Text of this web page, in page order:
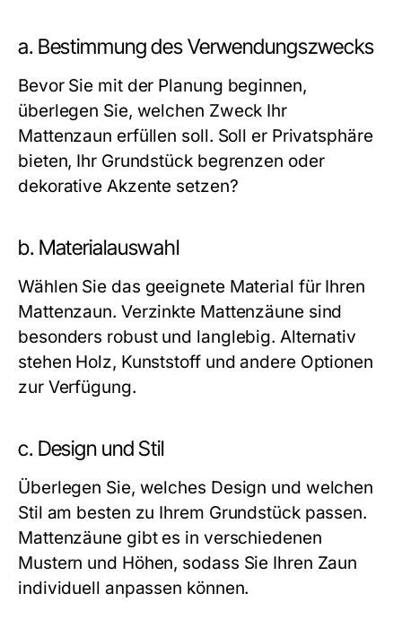
a. Bestimmung des Verwendungszwecks
Bevor Sie mit der Planung beginnen,
überlegen Sie, welchen Zweck Ihr
Mattenzaun erfüllen soll. Soll er Privatsphäre
bieten, Ihr Grundstück begrenzen oder
dekorative Akzente setzen?
b. Materialauswahl
Wählen Sie das geeignete Material für Ihren
Mattenzaun. Verzinkte Mattenzäune sind
besonders robust und langlebig. Alternativ
stehen Holz, Kunststoff und andere Optionen
zur Verfügung.
c. Design und Stil
Überlegen Sie, welches Design und welchen
Stil am besten zu Ihrem Grundstück passen.
Mattenzäune gibt es in verschiedenen
Mustern und Höhen, sodass Sie Ihren Zaun
individuell anpassen können.